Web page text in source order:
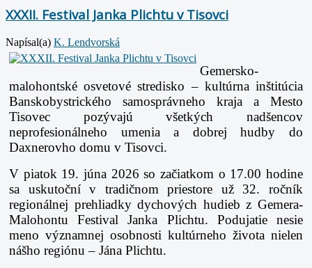
XXXII. Festival Janka Plichtu v Tisovci
Napísal(a) K. Lendvorská
Gemersko-
malohontské osvetové stredisko – kultúrna inštitúcia
Banskobystrického samosprávneho kraja a Mesto
Tisovec pozývajú všetkých nadšencov
neprofesionálneho umenia a dobrej hudby do
Daxnerovho domu v Tisovci.
V piatok 19. júna 2026 so začiatkom o 17.00 hodine
sa uskutoční v tradičnom priestore už 32. ročník
regionálnej prehliadky dychových hudieb z Gemera-
Malohontu Festival Janka Plichtu. Podujatie nesie
meno významnej osobnosti kultúrneho života nielen
nášho regiónu – Jána Plichtu.